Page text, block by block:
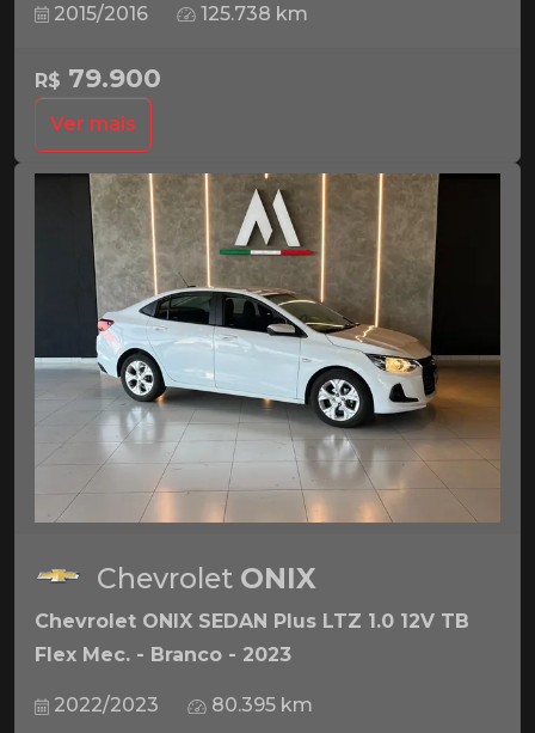
2015/2016 125.738 km
R$ 79.900
Ver mais
Chevrolet ONIX
Chevrolet ONIX SEDAN Plus LTZ 1.0 12V TB
Flex Mec. - Branco - 2023
2022/2023 80.395 km